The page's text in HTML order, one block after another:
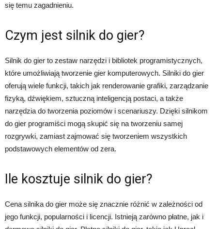
się temu zagadnieniu.
Czym jest silnik do gier?
Silnik do gier to zestaw narzędzi i bibliotek programistycznych,
które umożliwiają tworzenie gier komputerowych. Silniki do gier
oferują wiele funkcji, takich jak renderowanie grafiki, zarządzanie
fizyką, dźwiękiem, sztuczną inteligencją postaci, a także
narzędzia do tworzenia poziomów i scenariuszy. Dzięki silnikom
do gier programiści mogą skupić się na tworzeniu samej
rozgrywki, zamiast zajmować się tworzeniem wszystkich
podstawowych elementów od zera.
Ile kosztuje silnik do gier?
Cena silnika do gier może się znacznie różnić w zależności od
jego funkcji, popularności i licencji. Istnieją zarówno płatne, jak i